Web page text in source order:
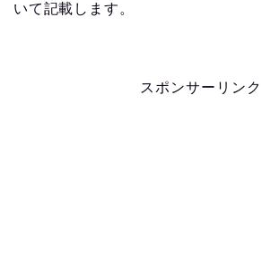
いて記載します。
スポンサーリンク